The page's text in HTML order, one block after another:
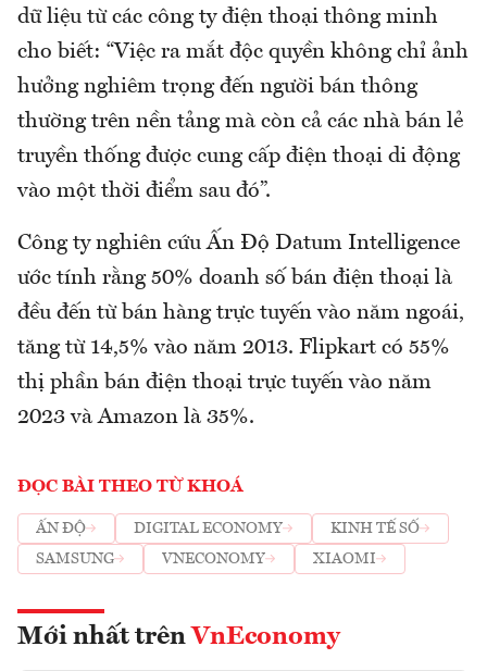
dữ liệu từ các công ty điện thoại thông minh
cho biết: “Việc ra mắt độc quyền không chỉ ảnh
hưởng nghiêm trọng đến người bán thông
thường trên nền tảng mà còn cả các nhà bán lẻ
truyền thống được cung cấp điện thoại di động
vào một thời điểm sau đó”.
Công ty nghiên cứu Ấn Độ Datum Intelligence
ước tính rằng 50% doanh số bán điện thoại là
đều đến từ bán hàng trực tuyến vào năm ngoái,
tăng từ 14,5% vào năm 2013. Flipkart có 55%
thị phần bán điện thoại trực tuyến vào năm
2023 và Amazon là 35%.
ĐỌC BÀI THEO TỪ KHOÁ
ẤN ĐỘ DIGITAL ECONOMY
KINH TẾ SỐ
SAMSUNG
VNECONOMY XIAOMI
Mới nhất trên VnEconomy